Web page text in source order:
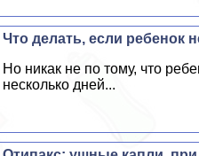
Что делать, если ребенок
Но никак не по тому, что
несколько дней...